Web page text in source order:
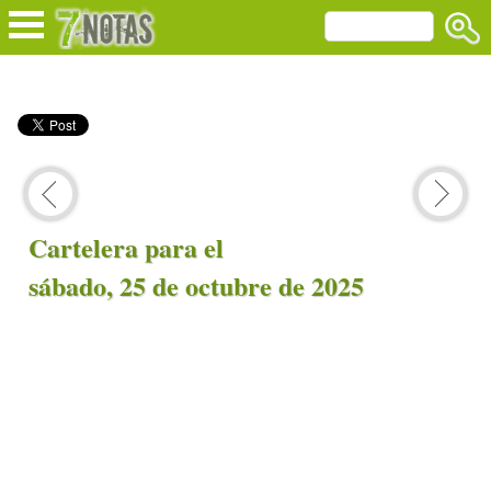
Cartelera para el
sábado, 25 de octubre de 2025